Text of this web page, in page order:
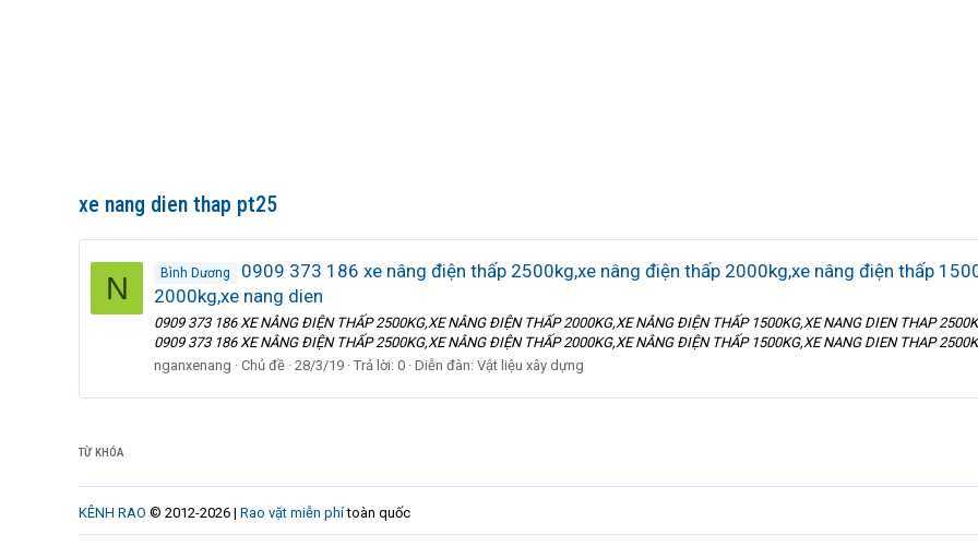
xe nang dien thap pt25
N Bình Dương
0909 373 186 xe nâng điện thấp 2500kg,xe nâng điện thấp 2000kg,xe nâng điện thấp
2000kg,xe nang dien
0909 373 186 XE NÂNG ĐIỆN THẤP 2500KG,XE NÂNG ĐIỆN THẤP 2000KG,XE NÂNG ĐIỆN THẤP 1500KG,XE NANG DIEN THAP
0909 373 186 XE NÂNG ĐIỆN THẤP 2500KG,XE NÂNG ĐIỆN THẤP 2000KG,XE NÂNG ĐIỆN THẤP 1500KG,XE NANG DIEN THAP
nganxenang
Chủ đề 28/3/19 Trả lời: 0 Diễn đàn: Vật liệu xây dựng
TỪ KHÓA
KÊNH RAO © 2012-2026 | Rao vặt miễn phítoàn quốc